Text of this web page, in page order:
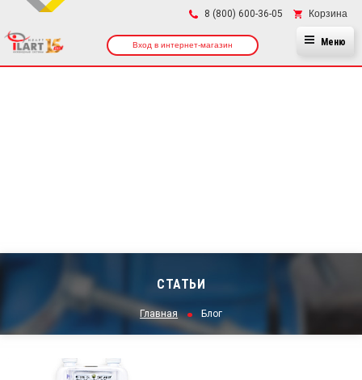
8 (800) 600-36-05 Корзина
Вход в интернет-магазин Меню
СТАТЬИ
Главная Блог
×